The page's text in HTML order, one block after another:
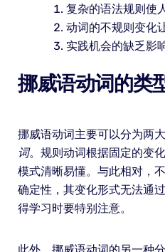
复杂的语法规则使
动词的不规则变化
实践机会的缺乏影
挪威语动词的类
挪威语动词主要可以分为两大
词。规则动词根据固定的变
模式清晰易懂。与此相对，
确定性，其变化形式无法通
得学习时要特别注意。